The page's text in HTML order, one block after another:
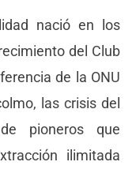
nació en los
del Club
de la ONU
las crisis del
pioneros que
ilimitada